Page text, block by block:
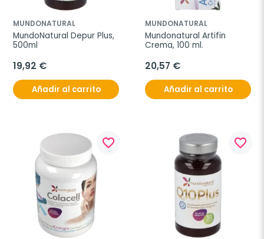
MUNDONATURAL
MundoNatural Depur Plus,
500ml
19,92 €
Añadir al carrito
MUNDONATURAL
Mundonatural Artifin
Crema, 100 ml.
20,57 €
Añadir al carrito
favorite_border favorite_border